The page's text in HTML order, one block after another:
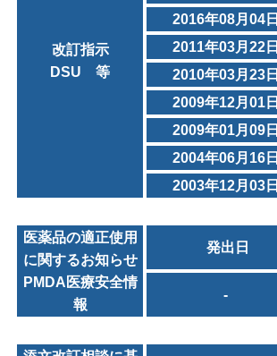
改訂指示
DSU 等
2016年08月04日
2011年03月22日
2010年03月23日
2009年12月01日
2009年01月09日
2004年06月16日
2003年12月03日
医薬品の適正使用
に関するお知らせ
PMDA医療安全情
報
発出日
-